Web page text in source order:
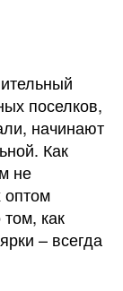
поселков,
начинают
Как
не
оптом
как
– всегда